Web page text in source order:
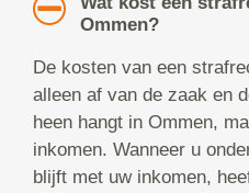
Ommen?
De kosten van een
alleen af van de zaak en
heen hangt in Ommen,
inkomen. Wanneer u
blijft met uw inkomen,